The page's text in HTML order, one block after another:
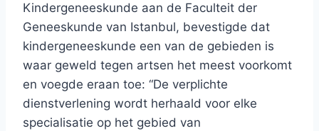
Kindergeneeskunde aan de Faculteit der
Geneeskunde van Istanbul, bevestigde dat
kindergeneeskunde een van de gebieden is
waar geweld tegen artsen het meest voorkomt
en voegde eraan toe: “De verplichte
dienstverlening wordt herhaald voor elke
specialisatie op het gebied van